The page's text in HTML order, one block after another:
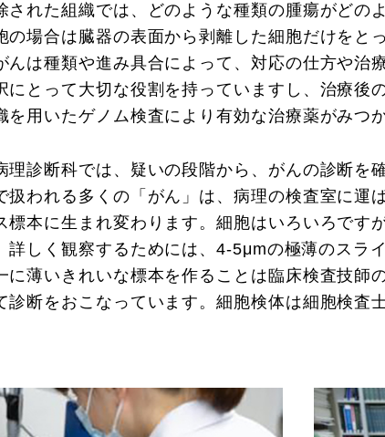
された組織では、どのような種類の腫瘍がどの
の場合は臓器の表面から剥離した細胞だけをと
んは種類や進み具合によって、対応の仕方や治
にとって大切な役割を持っていますし、治療後
を用いたゲノム検査により有効な治療薬がみつ
理診断科では、疑いの段階から、がんの診断を
扱われる多くの「がん」は、病理の検査室に運
標本に生まれ変わります。細胞はいろいろです
詳しく観察するためには、4-5μmの極薄のスラ
に薄いきれいな標本を作ることは臨床検査技師
診断をおこなっています。細胞検体は細胞検査